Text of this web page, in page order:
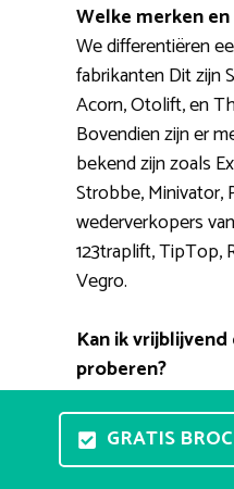
Welke merken
We differentiëren
fabrikanten Dit zijn
Acorn, Otolift, en
Bovendien zijn er
bekend zijn zoals
Strobbe, Minivator,
wederverkopers
123traplift, TipTop,
Vegro.
Kan ik
proberen?
Vrijblijvend een
woning kan helaas
zijn er showrooms
GRATIS